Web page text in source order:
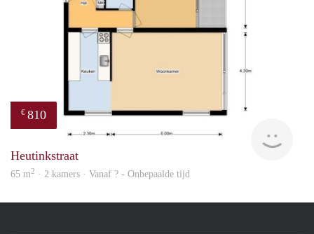
€ 810
Heutinkstraat
65 m2 · 2 kamers · Vanaf ? - Onbepaalde tijd